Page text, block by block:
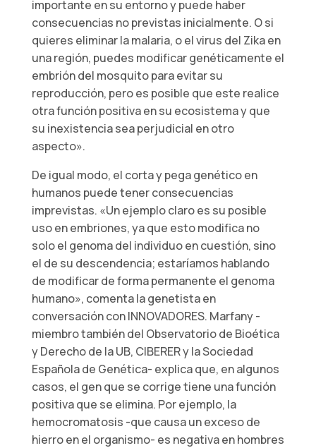
importante en su entorno y puede haber
consecuencias no previstas inicialmente. O si
quieres eliminar la malaria, o el virus del Zika en
una región, puedes modificar genéticamente el
embrión del mosquito para evitar su
reproducción, pero es posible que este realice
otra función positiva en su ecosistema y que
su inexistencia sea perjudicial en otro
aspecto».
De igual modo, el corta y pega genético en
humanos puede tener consecuencias
imprevistas. «Un ejemplo claro es su posible
uso en embriones, ya que esto modifica no
solo el genoma del individuo en cuestión, sino
el de su descendencia; estaríamos hablando
de modificar de forma permanente el genoma
humano», comenta la genetista en
conversación con INNOVADORES. Marfany -
miembro también del Observatorio de Bioética
y Derecho de la UB, CIBERER y la Sociedad
Española de Genética- explica que, en algunos
casos, el gen que se corrige tiene una función
positiva que se elimina. Por ejemplo, la
hemocromatosis -que causa un exceso de
hierro en el organismo- es negativa en hombres